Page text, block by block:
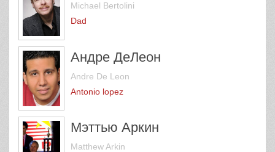
Michael Bertolini
Dad
Андре ДеЛеон
Andre De Leon
Antonio lopez
Мэттью Аркин
Matthew Arkin